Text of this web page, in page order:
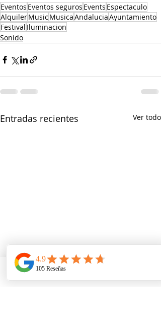
Eventos Eventos seguros Events Espectaculo
AlquilerMusic MusicaAndaluciaAyuntamiento
Festival Iluminacion
Sonido
Entradas recientes Ver todo